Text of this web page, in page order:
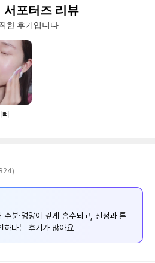
서포터즈 리뷰
한 후기입니다
)
수분·영양이 깊게 흡수되고, 진정과 톤
하다는 후기가 많아요